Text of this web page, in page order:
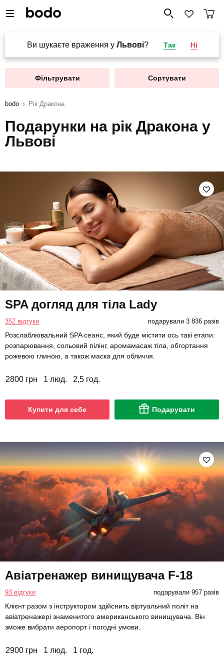
Ви шукаєте враження у Львові? Так Ні
Фільтрувати Сортувати
bodo Рік Дракона
Подарунки на рік Дракона у
Львові
SPA догляд для тіла Lady
352 відгуки подарували 3 836 разів
Розслаблювальний SPA сеанс, який буде містити ось такі етапи:
розпарювання, сольовий пілінг, аромамасаж тіла, обгортання
рожевою глиною, а також маска для обличчя.
2800 грн 1 люд. 2,5 год.
Купити для себе Подарувати
Авіатренажер винищувача F-18
93 відгуки подарували 957 разів
Клієнт разом з інструктором здійснить віртуальний політ на
авіатренажері знаменитого американського винищувача. Він
зможе вибрати аеропорт і погодні умови.
2900 грн 1 люд. 1 год.